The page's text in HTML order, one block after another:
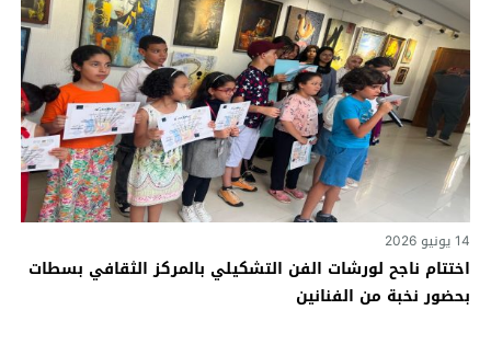
14 يونيو 2026
اختتام ناجح لورشات الفن التشكيلي بالمركز الثقافي بسطات
بحضور نخبة من الفنانين